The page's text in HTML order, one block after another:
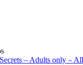
– Adults only –